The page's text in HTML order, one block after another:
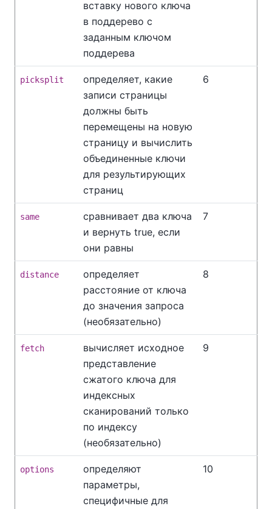
вставку нового ключа
в поддерево с
заданным ключом
поддерева
picksplit
определяет, какие
записи страницы
должны быть
перемещены на новую
страницу и вычислить
объединенные ключи
для результирующих
страниц
6
same
сравнивает два ключа
и вернуть true, если
они равны
7
distance
определяет
расстояние от ключа
до значения запроса
(необязательно)
8
fetch
вычисляет исходное
представление
сжатого ключа для
индексных
сканирований только
по индексу
(необязательно)
9
options
определяют
параметры,
специфичные для
10